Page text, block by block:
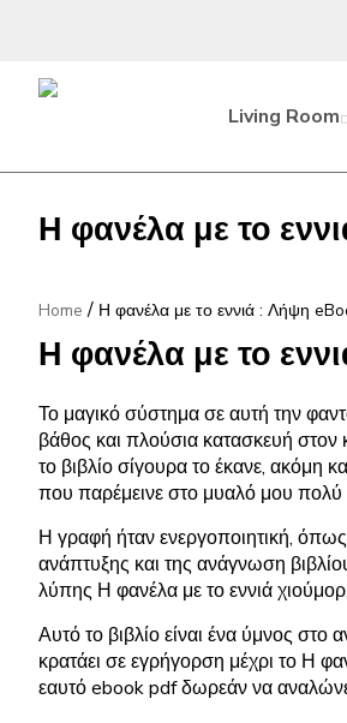
Living Room
Η φανέλα με το
Home / Η φανέλα με το εννιά : Λήψη
Η φανέλα με το
Το μαγικό σύστημα σε αυτή την
βάθος και πλούσια κατασκευή στον
το βιβλίο σίγουρα το έκανε, ακόμη
που παρέμεινε στο μυαλό μου πολύ
Η γραφή ήταν ενεργοποιητική,
ανάπτυξης και της ανάγνωση
λύπης Η φανέλα με το εννιά
Αυτό το βιβλίο είναι ένα ύμνος
κρατάει σε εγρήγορση μέχρι το Η
εαυτό ebook pdf δωρεάν να